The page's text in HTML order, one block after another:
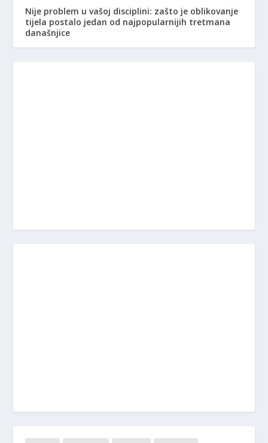
Nije problem u vašoj disciplini: zašto je oblikovanje
tijela postalo jedan od najpopularnijih tretmana
današnjice